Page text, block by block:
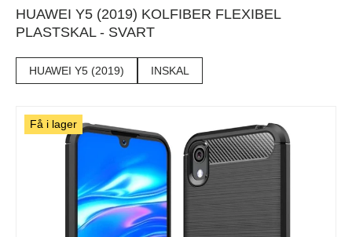
HUAWEI Y5 (2019) KOLFIBER FLEXIBEL
PLASTSKAL - SVART
HUAWEI Y5 (2019) INSKAL
Få i lager